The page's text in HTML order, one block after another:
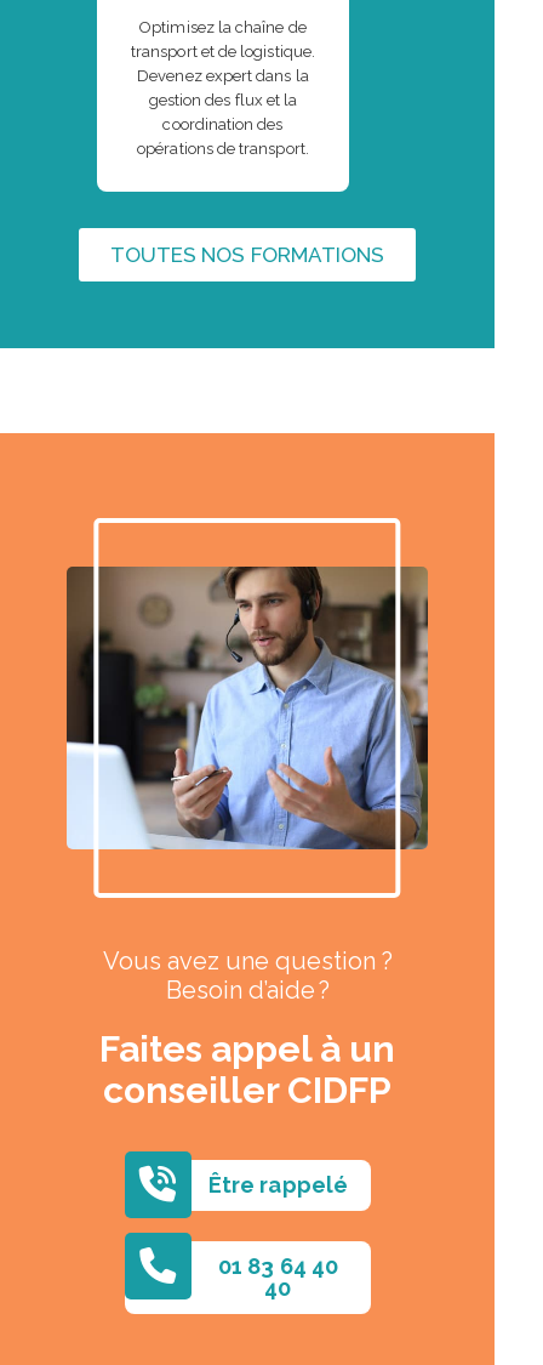
Optimisez la chaîne de
transport et de logistique.
Devenez expert dans la
gestion des flux et la
coordination des
opérations de transport.
TOUTES NOS FORMATIONS
Vous avez une question ?
Besoin d’aide ?
Faites appel à un
conseiller CIDFP
Être rappelé
01 83 64 40
40